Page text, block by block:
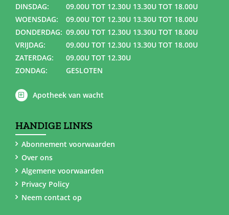
DINSDAG:
09.00U TOT 12.30U 13.30U TOT 18.00U
WOENSDAG:
09.00U TOT 12.30U 13.30U TOT 18.00U
DONDERDAG: 09.00U TOT 12.30U 13.30U TOT 18.00U
VRIJDAG:
09.00U TOT 12.30U 13.30U TOT 18.00U
ZATERDAG:
09.00U TOT 12.30U
ZONDAG:
GESLOTEN
Apotheek van wacht
HANDIGE LINKS
Abonnement voorwaarden
Over ons
Algemene voorwaarden
Privacy Policy
Neem contact op